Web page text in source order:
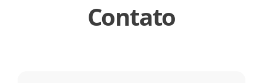
Contato